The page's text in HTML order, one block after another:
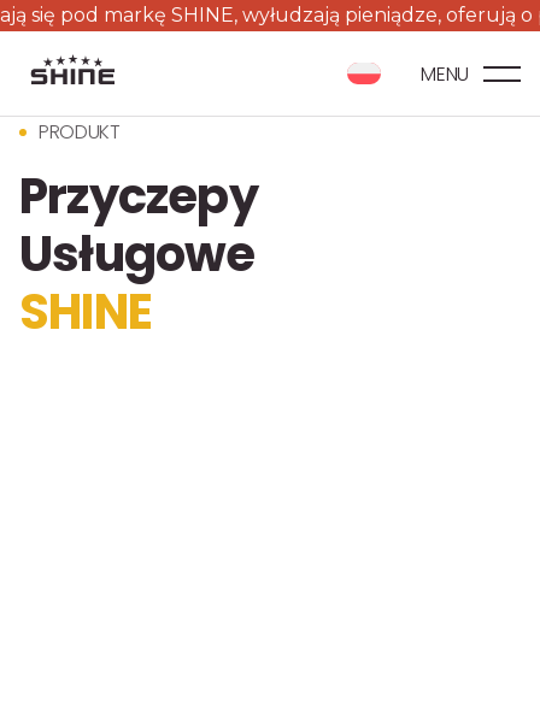
MENU
PRODUKT
Przyczepy
Usługowe
SHINE
SHINE, wyłudzają pieniądze, oferują o